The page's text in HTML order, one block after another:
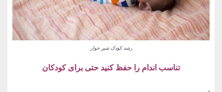
رشد کودک شیر خوار
تناسب اندام را حفظ کنید حتی برای کودکان